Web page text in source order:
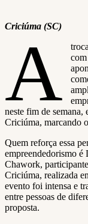
Criciúma (SC)
A
neste fim de
Criciúma, marcando
Quem reforça essa
empreendedorismo
Chawork,
Criciúma, realizada
evento foi intensa e
entre pessoas de
proposta.